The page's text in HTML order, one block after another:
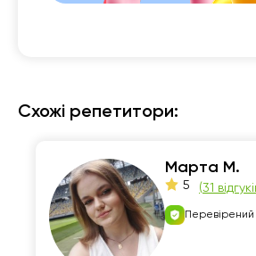
Схожі репетитори:
Марта М.
5 (31